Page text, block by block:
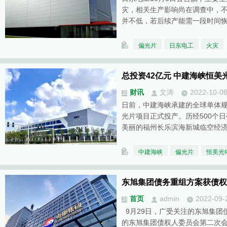
灾，相关生产影响尚在调查中，
并不低，若后续产能需一段时间
偏光片 日东电工 火灾
总投资42亿元 中建海峡恒美
财讯 文涛
2022-10-08
日前，中建海峡承建的全球单体
光片项目正式投产。历经500个
美丽的福州长乐滨海新城临空经
中建海峡 偏光片 恒美光
东旭集团债务重组方案获债
首页 admin
2022-09-
9月29日，广受关注的东旭集团
的东旭集团债权人委员会第二次